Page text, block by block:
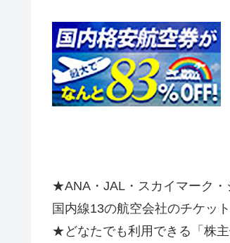
★ANA・JAL・スカイマーク・
国内線13の航空会社のチケッ
★どなたでも利用できる「株主